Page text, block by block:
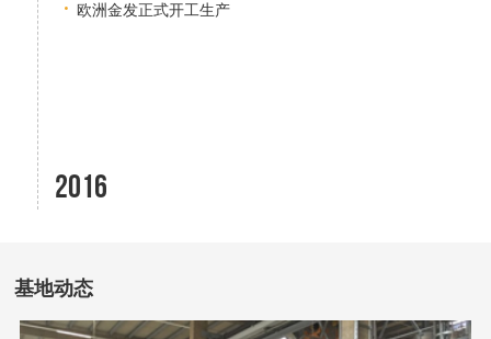
欧洲金发正式开工生产
2016
基地动态